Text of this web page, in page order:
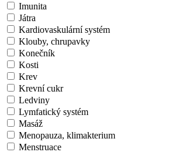
Imunita
Játra
Kardiovaskulární systém
Klouby, chrupavky
Konečník
Kosti
Krev
Krevní cukr
Ledviny
Lymfatický systém
Masáž
Menopauza, klimakterium
Menstruace